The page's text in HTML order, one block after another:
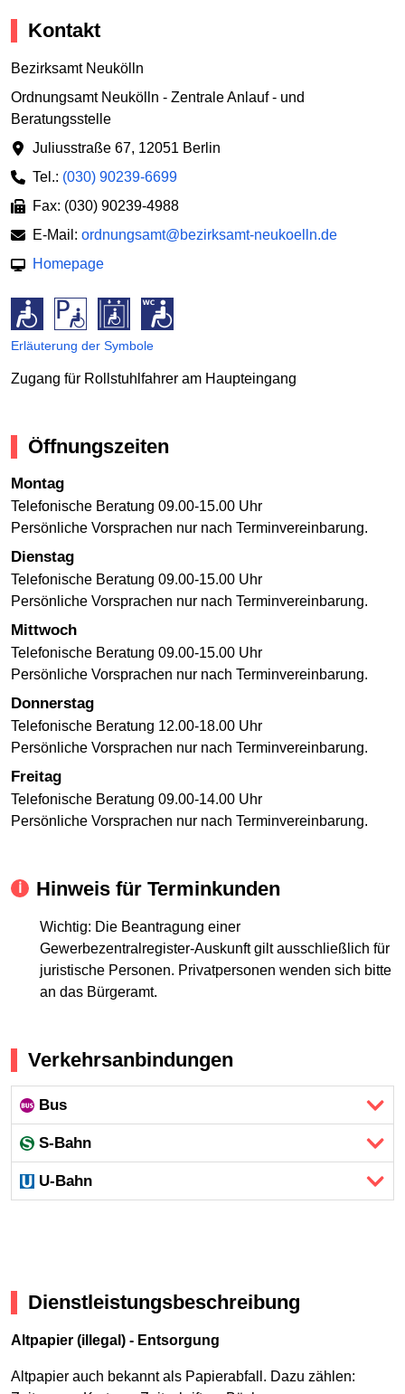
Kontakt
Bezirksamt Neukölln
Ordnungsamt Neukölln - Zentrale Anlauf - und
Beratungsstelle
Juliusstraße 67, 12051 Berlin
Tel.: (030) 90239-6699
Fax: (030) 90239-4988
E-Mail: ordnungsamt@bezirksamt-neukoelln.de
Homepage
Erläuterung der Symbole
Zugang für Rollstuhlfahrer am Haupteingang
Öffnungszeiten
Montag
Telefonische Beratung 09.00-15.00 Uhr
Persönliche Vorsprachen nur nach Terminvereinbarung.
Dienstag
Telefonische Beratung 09.00-15.00 Uhr
Persönliche Vorsprachen nur nach Terminvereinbarung.
Mittwoch
Telefonische Beratung 09.00-15.00 Uhr
Persönliche Vorsprachen nur nach Terminvereinbarung.
Donnerstag
Telefonische Beratung 12.00-18.00 Uhr
Persönliche Vorsprachen nur nach Terminvereinbarung.
Freitag
Telefonische Beratung 09.00-14.00 Uhr
Persönliche Vorsprachen nur nach Terminvereinbarung.
Hinweis für Terminkunden
Wichtig: Die Beantragung einer
Gewerbezentralregister-Auskunft gilt ausschließlich für
juristische Personen. Privatpersonen wenden sich bitte
an das Bürgeramt.
Verkehrsanbindungen
Bus
S-Bahn
U-Bahn
Dienstleistungsbeschreibung
Altpapier (illegal) - Entsorgung
Altpapier auch bekannt als Papierabfall. Dazu zählen: